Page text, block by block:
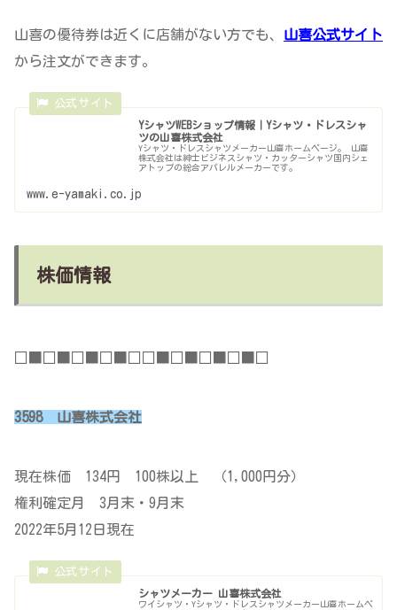
山喜の優待券は近くに店舗がない方でも、 山喜公式サイト
から注文ができます。
YシャツWEBショップ情報｜Yシャツ・ドレスシャ
ツの山喜株式会社
Yシャツ・ドレスシャツメーカー山喜ホームページ。 山喜
株式会社は紳士ビジネスシャツ・カッターシャツ国内シェ
アトップの総合アパレルメーカーです。
www.e-yamaki.co.jp
株価情報
3598 山喜株式会社
現在株価 134円 100株以上 （1,000円分）
権利確定月 3月末・9月末
2022年5月12日現在
シャツメーカー 山喜株式会社
ワイシャツ・Yシャツ・ドレスシャツメーカー山喜ホームペ